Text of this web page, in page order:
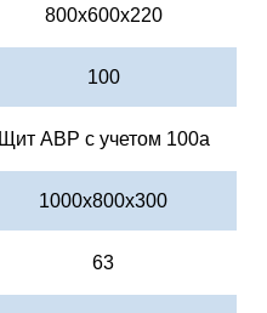
800х600х220
100
Щит АВР c учетом 100а
1000х800х300
63